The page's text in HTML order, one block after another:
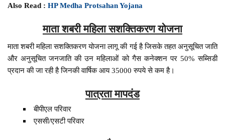
Also Read :HP Medha Protsahan Yojana
माता शबरी महिला सशक्तिकरण योजना
माता शबरी महिला सशक्तिकरण योजना लागू की गई है जिसके तहत अनुसूचित जाति
और अनुसूचित जनजाति की उन महिलाओं को गैस कनेक्शन पर 50% सब्सिडी
प्रदान की जा रही है जिनकी वार्षिक आय 35000 रुपये से कम है।
पात्रता मापदंड
बीपीएल परिवार
एससी/एसटी परिवार